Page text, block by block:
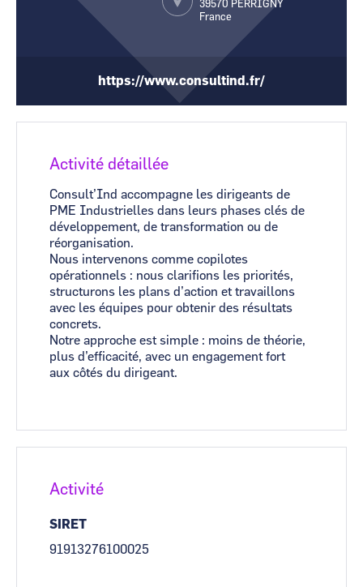
CCI Business
Occitanie
39570 PERRIGNY
France
https://www.consultind.fr/
Activité détaillée
Consult’Ind accompagne les dirigeants de
PME Industrielles dans leurs phases clés de
développement, de transformation ou de
réorganisation.
Nous intervenons comme copilotes
opérationnels : nous clarifions les priorités,
structurons les plans d’action et travaillons
avec les équipes pour obtenir des résultats
concrets.
Notre approche est simple : moins de théorie,
plus d’efficacité, avec un engagement fort
aux côtés du dirigeant.
Activité
SIRET
91913276100025